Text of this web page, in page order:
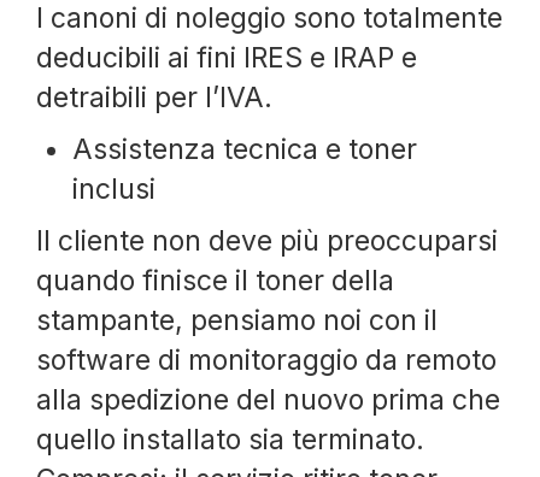
I canoni di noleggio sono totalmente
deducibili ai fini IRES e IRAP e
detraibili per l’IVA.
Assistenza tecnica e toner
inclusi
Il cliente non deve più preoccuparsi
quando finisce il toner della
stampante, pensiamo noi con il
software di monitoraggio da remoto
alla spedizione del nuovo prima che
quello installato sia terminato.